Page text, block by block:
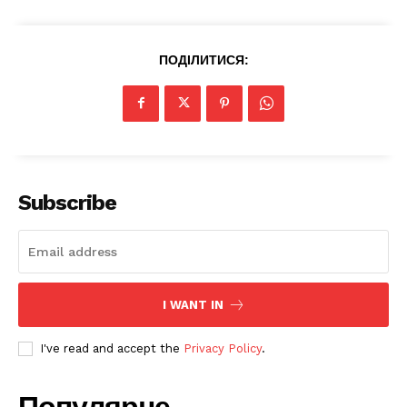
Company
Про нас
Політика конфіденційності
ПОДІЛИТИСЯ:
Subscribe
I WANT IN
I've read and accept the Privacy Policy.